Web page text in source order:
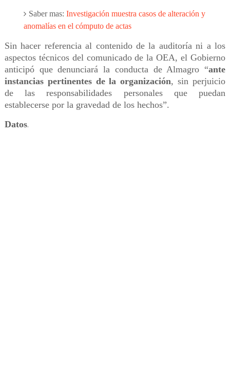
Saber mas:Investigación muestra casos de alteración y
anomalías en el cómputo de actas
Sin hacer referencia al contenido de la auditoría ni a los
aspectos técnicos del comunicado de la OEA, el Gobierno
anticipó que denunciará la conducta de Almagro “ante
instancias pertinentes de la organización, sin perjuicio
de las responsabilidades personales que puedan
establecerse por la gravedad de los hechos”.
Datos.